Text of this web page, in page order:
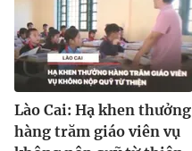
Lào Cai: Hạ khen thưởng
hàng trăm giáo viên vụ